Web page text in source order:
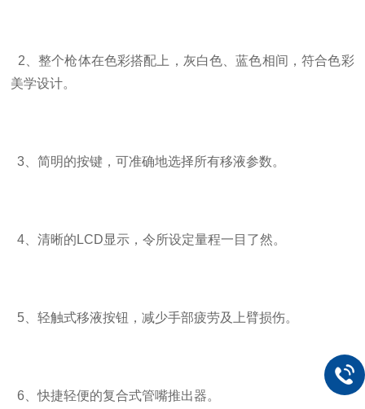
2、整个枪体在色彩搭配上，灰白色、蓝色相间，符合色彩
美学设计。
3、简明的按键，可准确地选择所有移液参数。
4、清晰的LCD显示，令所设定量程一目了然。
5、轻触式移液按钮，减少手部疲劳及上臂损伤。
6、快捷轻便的复合式管嘴推出器。